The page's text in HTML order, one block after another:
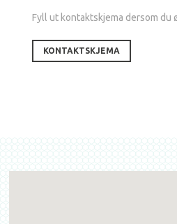
Fyll ut kontaktskjema dersom du
KONTAKTSKJEMA